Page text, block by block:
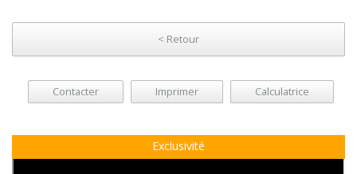
< Retour
Contacter Imprimer Calculatrice
Exclusivité